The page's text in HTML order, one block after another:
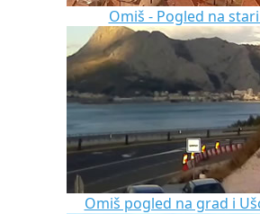
Omiš - Pogled na
Omiš pogled na grad i